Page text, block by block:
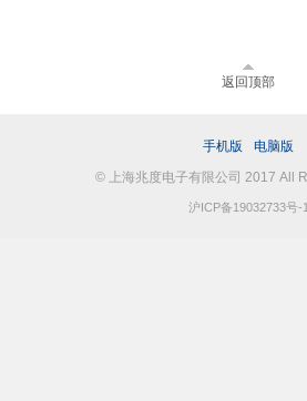
返回顶部
手机版
电脑版
© 上海兆度电子有限公司 2017 All
沪ICP备19032733号-1